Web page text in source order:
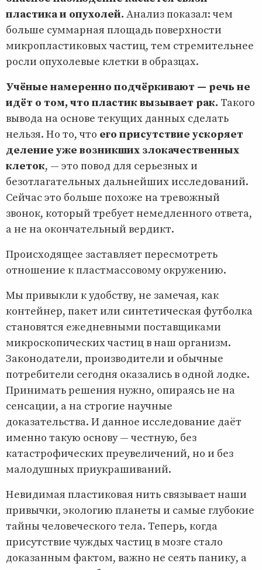
пластика и опухолей. Анализ показал: чем
больше суммарная площадь поверхности
микропластиковых частиц, тем стремительнее
росли опухолевые клетки в образцах.
Учёные намеренно подчёркивают — речь не
идёт о том, что пластик вызывает рак. Такого
вывода на основе текущих данных сделать
нельзя. Но то, что его присутствие ускоряет
деление уже возникших злокачественных
клеток, — это повод для серьезных и
безотлагательных дальнейших исследований.
Сейчас это больше похоже на тревожный
звонок, который требует немедленного ответа,
а не на окончательный вердикт.
Происходящее заставляет пересмотреть
отношение к пластмассовому окружению.
Мы привыкли к удобству, не замечая, как
контейнер, пакет или синтетическая футболка
становятся ежедневными поставщиками
микроскопических частиц в наш организм.
Законодатели, производители и обычные
потребители сегодня оказались в одной лодке.
Принимать решения нужно, опираясь не на
сенсации, а на строгие научные
доказательства. И данное исследование даёт
именно такую основу — честную, без
катастрофических преувеличений, но и без
малодушных приукрашиваний.
Невидимая пластиковая нить связывает наши
привычки, экологию планеты и самые глубокие
тайны человеческого тела. Теперь, когда
присутствие чуждых частиц в мозге стало
доказанным фактом, важно не сеять панику, а